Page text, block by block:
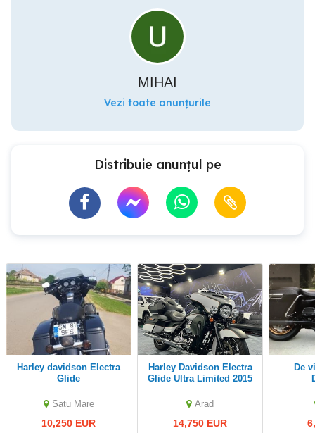
MIHAI
Vezi toate anunțurile
Distribuie anunțul pe
Harley davidson Electra
Glide
Satu Mare
10,250 EUR
Harley Davidson Electra
Glide Ultra Limited 2015
Arad
14,750 EUR
De vinzare Harley